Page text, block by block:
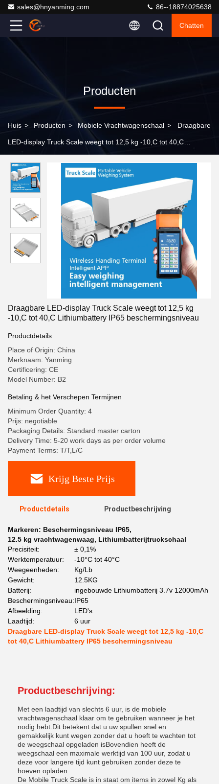
sales@hnyanming.com 86--18874025638
Chatten
Producten
Huis > Producten > Mobiele Vrachtwagenschaal > Draagbare
LED-display Truck Scale weegt tot 12,5 kg -10,C tot 40,C
Draagbare LED-display Truck Scale weegt tot 12,5 kg
-10,C tot 40,C Lithiumbattery IP65 beschermingsniveau
Productdetails
Place of Origin: China
Merknaam: Yanming
Certificering: CE
Model Number: B2
Betaling & het Verschepen Termijnen
Minimum Order Quantity: 4
Prijs: negotiable
Packaging Details: Standard master carton
Delivery Time: 5-20 work days as per order volume
Payment Terms: T/T,L/C
Krijg Beste Prijs
Productdetails Productbeschrijving
Markeren: Beschermingsniveau IP65,
12.5 kg vrachtwagenwaag, Lithiumbatterijtruckschaal
Precisiteit:
± 0,1%
Werktemperatuur:
-10°C tot 40°C
Weegeenheden:
Kg/Lb
Gewicht:
12.5KG
Batterij:
ingebouwde Lithiumbatterij 3.7v 12000mAh
Beschermingsniveau:IP65
Afbeelding:
LED's
Laadtijd:
6 uur
Draagbare LED-display Truck Scale weegt tot 12,5 kg -10,C
tot 40,C Lithiumbattery IP65 beschermingsniveau
Productbeschrijving:
Met een laadtijd van slechts 6 uur, is de mobiele
vrachtwagenschaal klaar om te gebruiken wanneer je het
nodig hebt.Dit betekent dat u uw spullen snel en
gemakkelijk kunt wegen zonder dat u hoeft te wachten tot
de weegschaal opgeladen isBovendien heeft de
weegschaal een maximale werktijd van 100 uur, zodat u
deze voor langere tijd kunt gebruiken zonder deze te
hoeven opladen.
De Mobile Truck Scale is in staat om items in zowel Kg als